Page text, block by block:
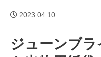
2023.04.10
ジューンブラ